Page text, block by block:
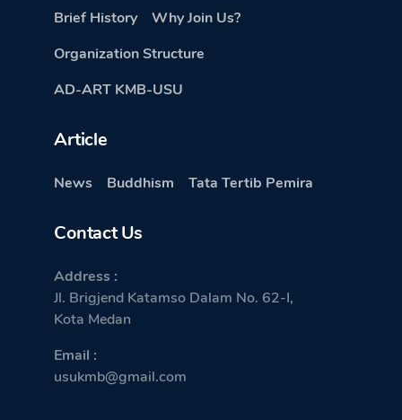
Brief History
Why Join Us?
Organization Structure
AD-ART KMB-USU
Article
News Buddhism Tata Tertib Pemira
Contact Us
Address :
Jl. Brigjend Katamso Dalam No. 62-I,
Kota Medan
Email :
usukmb@gmail.com